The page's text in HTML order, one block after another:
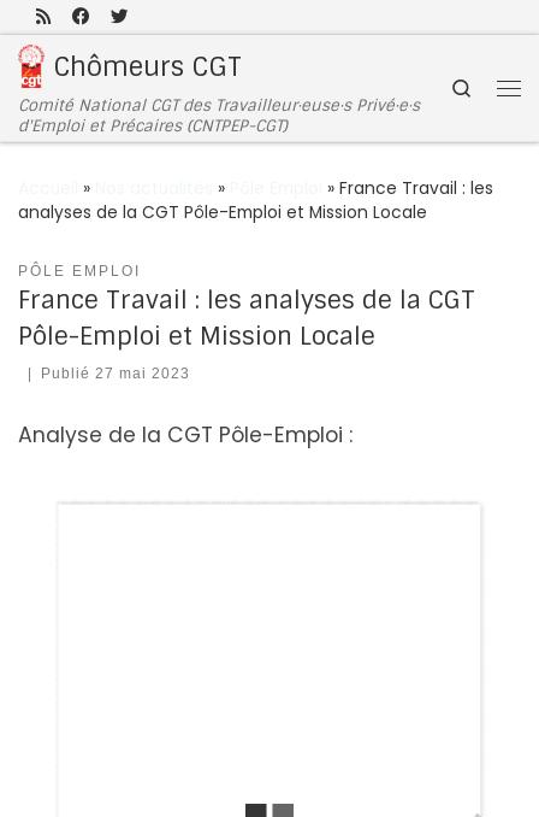
Passer au contenu
Chômeurs CGT
Comité National CGT des Travailleur·euse·s Privé·e·s
d'Emploi et Précaires (CNTPEP-CGT)
Search
» » » France Travail : les
analyses de la CGT Pôle-Emploi et Mission Locale
PÔLE EMPLOI
France Travail : les analyses de la CGT
Pôle-Emploi et Mission Locale
| Publié 27 mai 2023
Analyse de la CGT Pôle-Emploi :